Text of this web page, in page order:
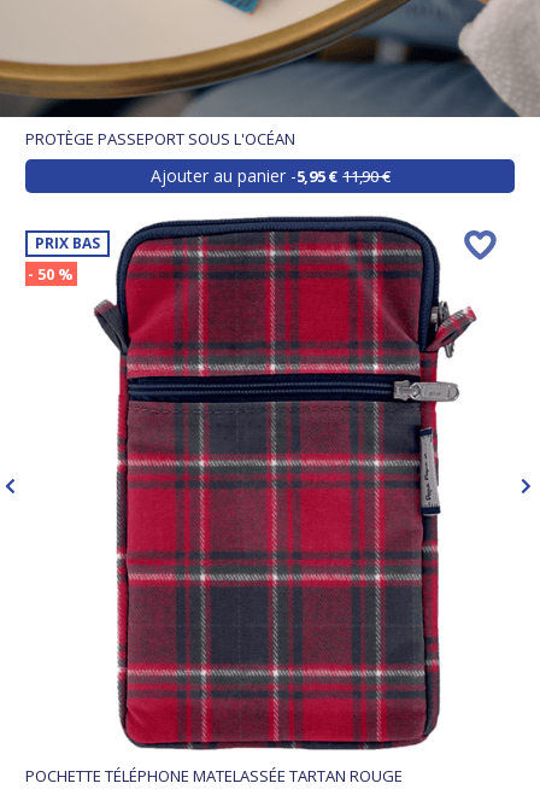
PROTÈGE PASSEPORT SOUS L'OCÉAN
Ajouter au panier 5,95 € 11,90 €
PRIX BAS
- 50 %
POCHETTE TÉLÉPHONE MATELASSÉE TARTAN ROUGE